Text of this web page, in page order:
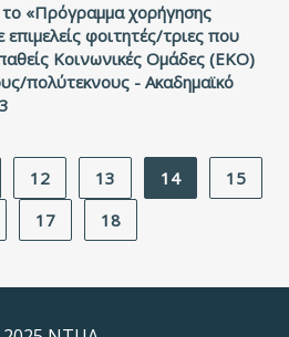
«Πρόγραμμα χορήγησης
φοιτητές/τριες που
Κοινωνικές Ομάδες (ΕΚΟ)
πολύτεκνους - Ακαδημαϊκό
12 13 14
15
17 18